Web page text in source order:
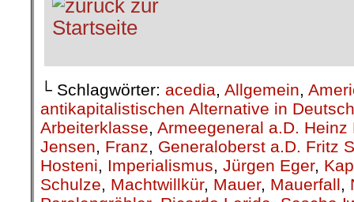
└ Schlagwörter:acedia,Allgemein,
antikapitalistischen Alternative in
Arbeiterklasse, Armeegeneral a.D. Heinz
Jensen, Franz,Generaloberst a.D. Fritz
Hosteni, Imperialismus ,Jürgen Eger,